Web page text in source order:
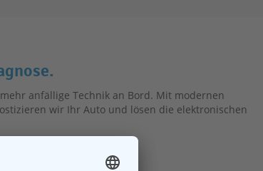
anfällige Technik an Bord. Mit modernen
wir Ihr Auto und lösen die elektronischen